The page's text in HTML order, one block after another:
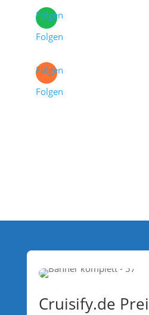
Folgen
Folgen
Folgen
Folgen
Cruisify.de